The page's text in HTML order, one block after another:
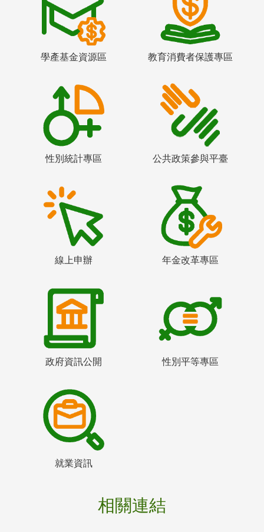
學產基金資源區 教育消費者保護專區
性別統計專區 公共政策參與平臺
線上申辦 年金改革專區
政府資訊公開 性別平等專區
就業資訊
相關連結